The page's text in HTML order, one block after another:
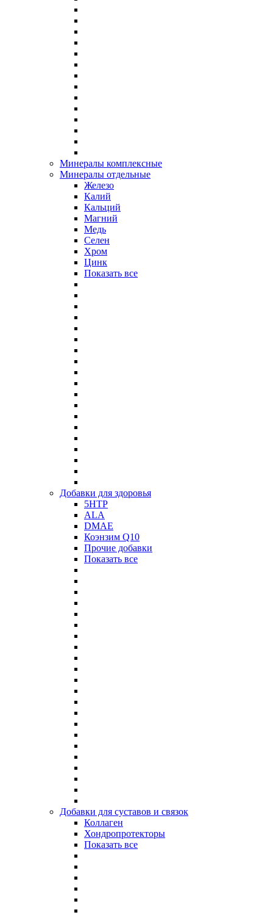
Минералы комплексные
Минералы отдельные
Железо
Калий
Кальций
Магний
Медь
Селен
Хром
Цинк
Показать все
Добавки для здоровья
5HTP
ALA
DMAE
Коэнзим Q10
Прочие добавки
Показать все
Добавки для суставов и связок
Коллаген
Хондропротекторы
Показать все